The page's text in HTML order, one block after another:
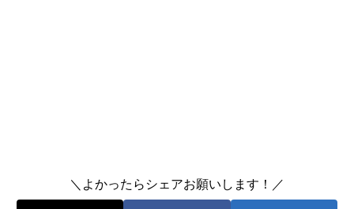
＼よかったらシェアお願いします！／